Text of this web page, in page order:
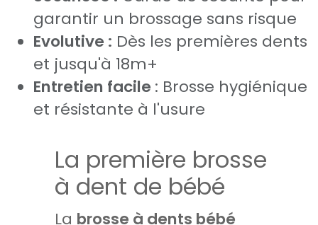
garantir un brossage sans risque
Evolutive : Dès les premières dents
et jusqu'à 18m+
Entretien facile : Brosse hygiénique
et résistante à l'usure
La première brosse
à dent de bébé
La brosse à dents bébé